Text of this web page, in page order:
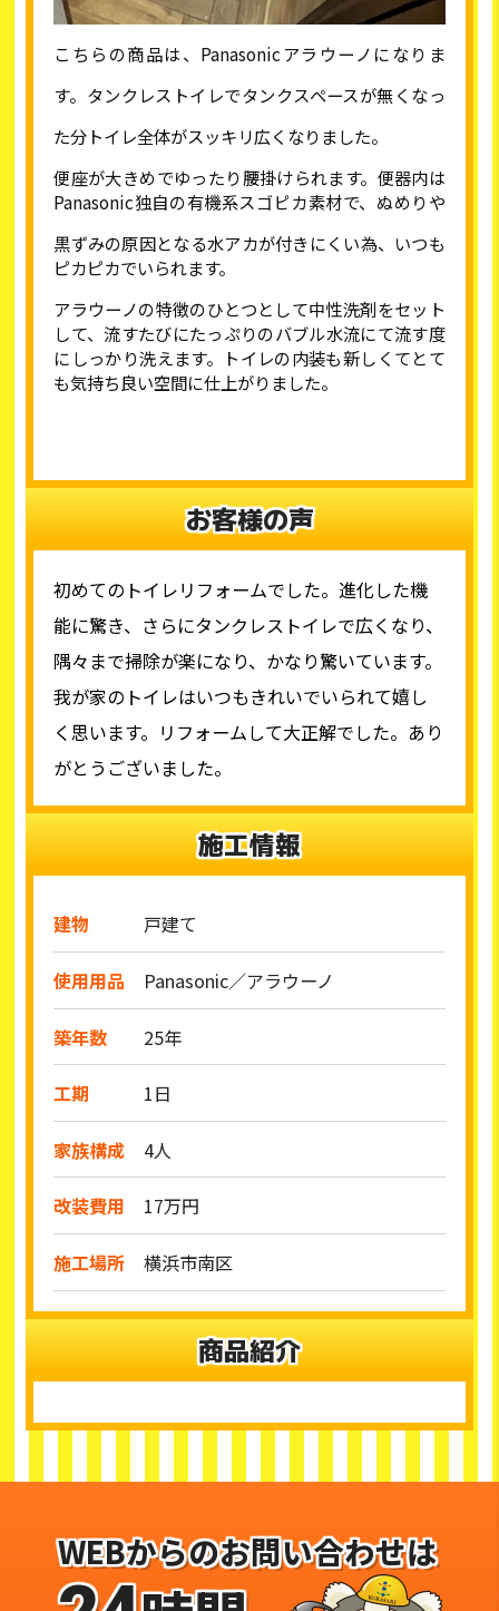
こちらの商品は、 Panasonic アラウーノになりま
す。 タンクレストイレでタンクスペースが無くなっ
た分トイレ全体がスッキリ広くなりました。
便座が大きめでゆったり腰掛けられます。便器内は
Panasonic独自の有機系スゴピカ素材で、ぬめりや
黒ずみの原因となる水アカが付きにくい為、いつも
ピカピカでいられます。
アラウーノの特徴のひとつとして中性洗剤をセット
して、流すたびにたっぷりのバブル水流にて流す度
にしっかり洗えます。トイレの内装も新しくてとて
も気持ち良い空間に仕上がりました。
お客様の声
初めてのトイレリフォームでした。進化した機
能に驚き、さらにタンクレストイレで広くなり、
隅々まで掃除が楽になり、かなり驚いています。
我が家のトイレはいつもきれいでいられて嬉し
く思います。リフォームして大正解でした。あり
がとうございました。
施工情報
建物 戸建て
使用用品 Panasonic／アラウーノ
築年数 25年
工期 1日
家族構成 4人
改装費用 17万円
施工場所 横浜市南区
商品紹介
WEBからのお問い合わせは